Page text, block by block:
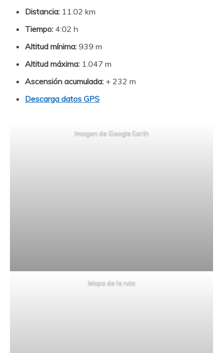
Distancia: 11.02 km
Tiempo: 4:02 h
Altitud mínima: 939 m
Altitud máxima: 1.047 m
Ascensión acumulada: + 232 m
Descarga datos GPS
Imagen de Google Earth
Mapa de la ruta